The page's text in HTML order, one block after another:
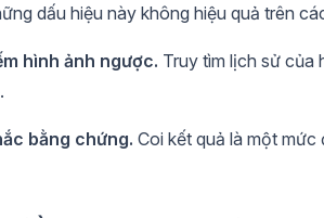
dấu hiệu này không hiệu quả trên
hình ảnh ngược. Truy tìm lịch sử của
bằng chứng. Coi kết quả là một